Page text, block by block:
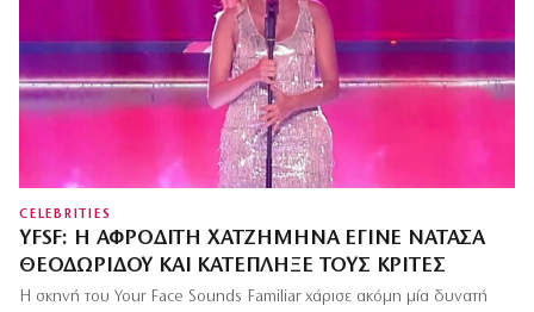
CELEBRITIES
ΥFSF: Η ΑΦΡΟΔΊΤΗ ΧΑΤΖΗΜΗΝΆ ΈΓΙΝΕ ΝΑΤΆΣΑ
ΘΕΟΔΩΡΊΔΟΥ ΚΑΙ ΚΑΤΈΠΛΗΞΕ ΤΟΥΣ ΚΡΙΤΈΣ
Η σκηνή του Your Face Sounds Familiar χάρισε ακόμη μία δυνατή